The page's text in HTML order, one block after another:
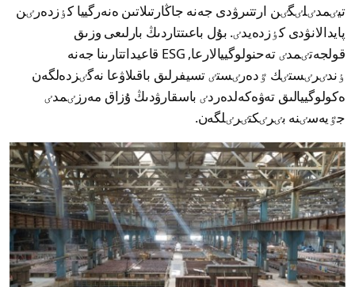
تيٸمدٸلٸگٸن ارتتىرۋدى جەنە جاڭارتىلاتىن ەنەرگييا كٶزدەرٸن
پايدالانۋدى كٶزدەيدٸ. بۇل باعىتتاردىڭ بارلىعى وزىق
قولجەتٸمدٸ تەحنولوگييالارعا, ESG قاعيداتتارىنا جەنە
ٶندٸرٸستٸك ٷدەرٸستٸ تسيفرلىق باقىلاۋعا نەگٸزدەلگەن
ەكولوگييالىق تەۋەكەلدەردٸ باسقارۋدىڭ ۇزاق مەرزٸمدٸ
جٷيەسٸنە بٸرٸكتٸرٸلگەن.